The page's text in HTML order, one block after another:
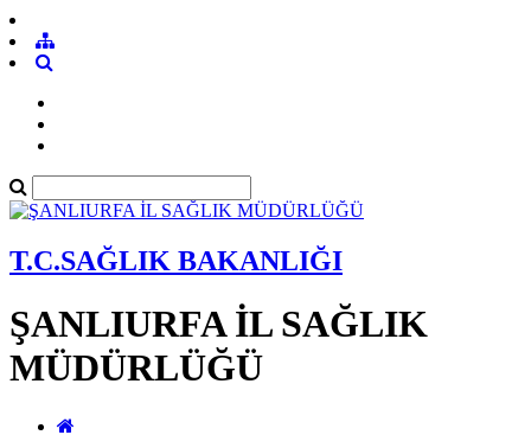
T.C.SAĞLIK BAKANLIĞI
ŞANLIURFA İL SAĞLIK
MÜDÜRLÜĞÜ